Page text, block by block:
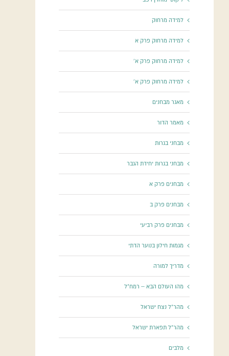
למידה מרחוק
למידה מרחוק פרק א
למידה מרחוק פרק א'
למידה מרחוק פרק א'
מאגר מבחנים
מאמר הדור
מבחני בגרות
מבחני בגרות יחידת הגבר
מבחנים פרק א
מבחנים פרק ב
מבחנים פרק רביעי
מגמות חילון בנוער הדתי
מדריך למורה
מהו העולם הבא – רמח"ל
מהר"ל נצח ישראל
מהר"ל תפארת ישראל
מלבים